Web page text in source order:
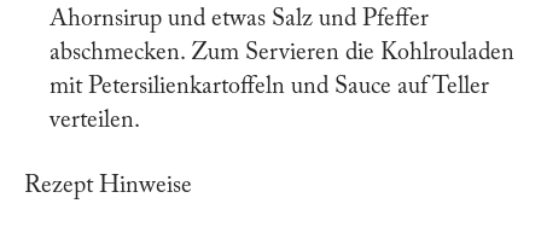
Ahornsirup und etwas Salz und Pfeffer
abschmecken. Zum Servieren die Kohlrouladen
mit Petersilienkartoffeln und Sauce auf Teller
verteilen.
Rezept Hinweise